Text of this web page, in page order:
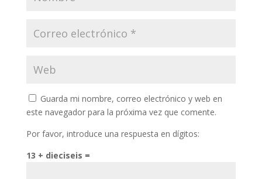
Guarda mi nombre, correo electrónico y web en
este navegador para la próxima vez que comente.
Por favor, introduce una respuesta en dígitos:
13 + dieciseis =